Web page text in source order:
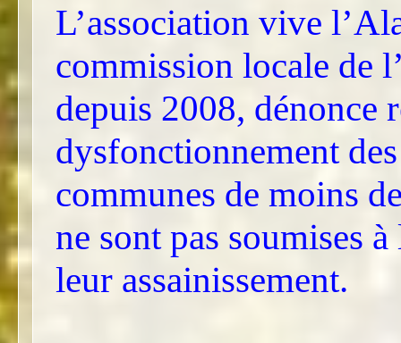
L’association vive
commission locale de
depuis 2008, dénonce
dysfonctionnement
communes de moins
ne sont pas soumises
leur assainissement.